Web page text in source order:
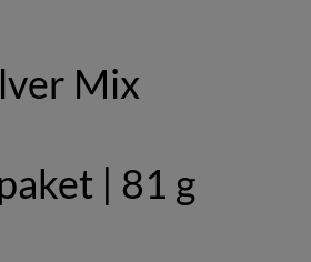
Mix
| 81 g